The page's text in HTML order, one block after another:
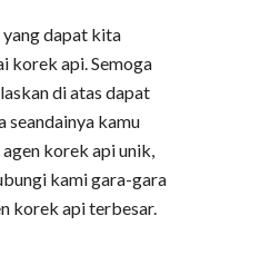
yang dapat kita
korek api. Semoga
di atas dapat
seandainya kamu
korek api unik,
kami gara-gara
korek api terbesar.